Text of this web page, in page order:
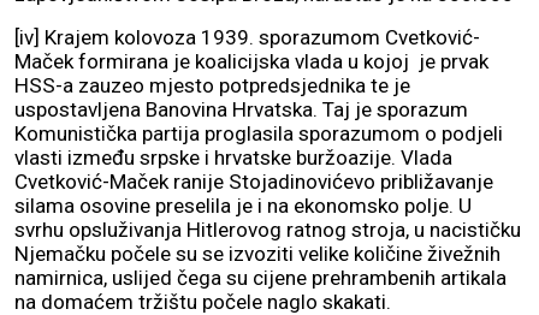
[iv] Krajem kolovoza 1939. sporazumom Cvetković-
Maček formirana je koalicijska vlada u kojoj je prvak
HSS-a zauzeo mjesto potpredsjednika te je
uspostavljena Banovina Hrvatska. Taj je sporazum
Komunistička partija proglasila sporazumom o podjeli
vlasti između srpske i hrvatske buržoazije. Vlada
Cvetković-Maček ranije Stojadinovićevo približavanje
silama osovine preselila je i na ekonomsko polje. U
svrhu opsluživanja Hitlerovog ratnog stroja, u nacističku
Njemačku počele su se izvoziti velike količine živežnih
namirnica, uslijed čega su cijene prehrambenih artikala
na domaćem tržištu počele naglo skakati.